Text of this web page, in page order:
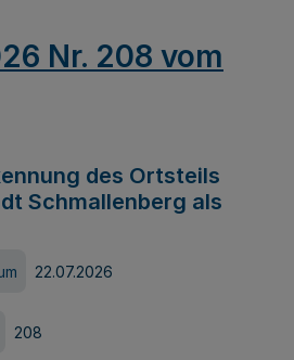
Nr. 208 vom
des Ortsteils
Schmallenberg als
22.07.2026
208